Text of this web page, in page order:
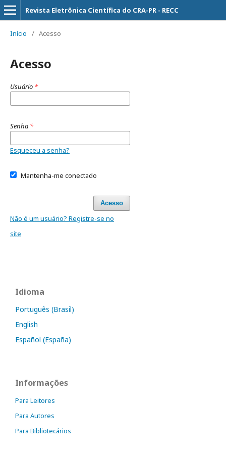
Revista Eletrônica Científica do CRA-PR - RECC
Início / Acesso
Acesso
Usuário *
Senha *
Esqueceu a senha?
Mantenha-me conectado
Acesso
Não é um usuário? Registre-se no
site
Idioma
Português (Brasil)
English
Español (España)
Informações
Para Leitores
Para Autores
Para Bibliotecários